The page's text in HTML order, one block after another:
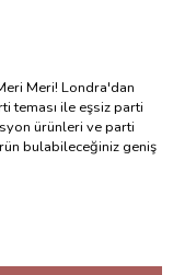
Meri! Londra'dan
teması ile eşsiz parti
ürünleri ve parti
bulabileceğiniz geniş